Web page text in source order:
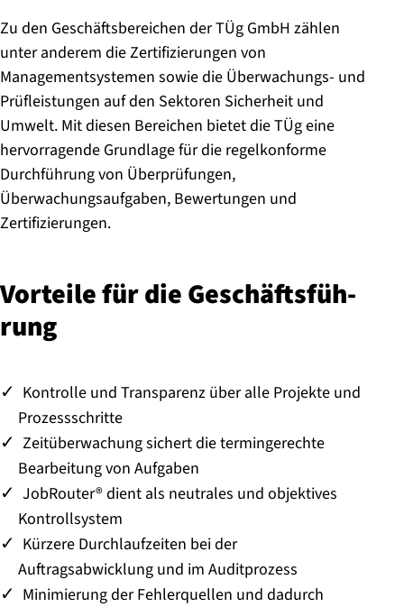
Zu den Geschäftsbereichen der TÜg GmbH zählen
unter anderem die Zertifizierungen von
Managementsystemen sowie die Überwachungs- und
Prüfleistungen auf den Sektoren Sicherheit und
Umwelt. Mit diesen Bereichen bietet die TÜg eine
hervorragende Grundlage für die regelkonforme
Durchführung von Überprüfungen,
Überwachungsaufgaben, Bewertungen und
Zertifizierungen.
Vorteile für die Ge­schäfts­füh­
rung
Kontrolle und Transparenz über alle Projekte und
Prozessschritte
Zeitüberwachung sichert die termingerechte
Bearbeitung von Aufgaben
JobRouter® dient als neutrales und objektives
Kontrollsystem
Kürzere Durchlaufzeiten bei der
Auftragsabwicklung und im Auditprozess
Minimierung der Fehlerquellen und dadurch